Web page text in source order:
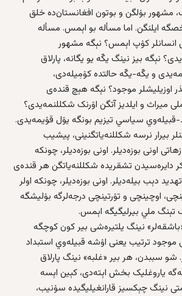
مشهور بۉلگن و بوتون افغانستان‌ده خلق
ایلنگن. اما مسأله‌ بو اېمس. مسأله‌
انسانلر کۉپ اېمس؟ نېگه‌ مشهور
نېگه‌ بیز نینگ یکّه ‌یو یگانه‌، پارلاق
و یکّه‌-یکّه‌ حالتده کۉمِیله‌دی،
اوزیلیشلر موجود؟ نېگه‌ هېچ قنده‌ی
میراث و ایلدیز آتگن اۉرنک شکللنمه‌یدی؟
سیاسي تیزیم بونگه یۉل قۉیمه‌یدی.
بیرار نرسه‌ شکللنه‌یاتگنینی، پیشیب
اونی بوزه‌دیلر. اونی بوزه‌دیلر، چونکه‌
دایره‌سیدن تشقریده شکللنه‌یاتگن هر قنده‌ی
دېب بیله‌دیلر. اونی بوزه‌دیلر، چونکه‌ اولر
اوچینچی و تۉرتینچی درجه‌لرگه بۉلیشگه
تېنگ ملي بیرلیگیگه اېمس.
نینگ یلتیره‌شی بیر کون کوچگه
موجود ترتیب یعنی اۉشه‌ قبیله‌وي استبداد
شو سببدن، هر بیر «غلبه‌» نینگ پارلاق
یاروغلیک بخش اېته‌دی، کېین اېسه
نینگ چېکسیز قارانغیلیگیده سۉنیب،